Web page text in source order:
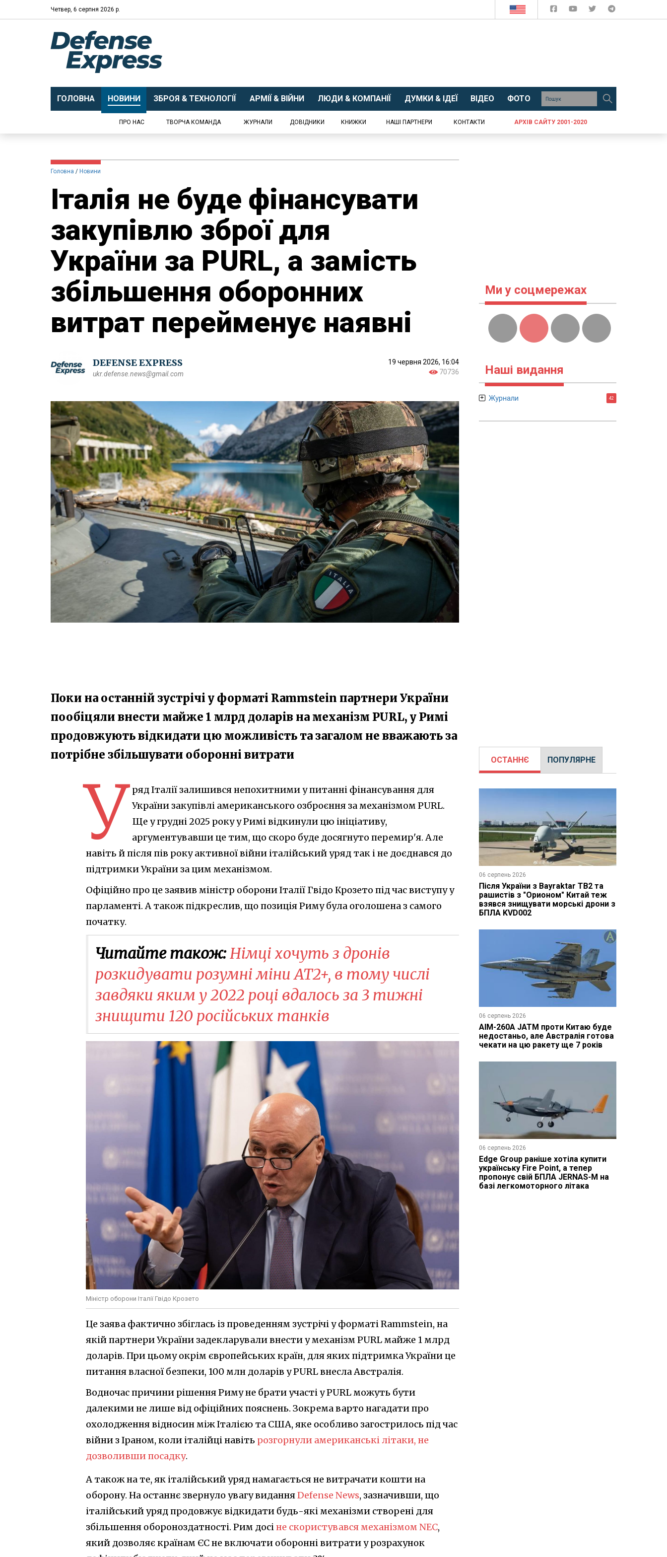
Четвер, 6 серпня 2026 р.
ГОЛОВНА НОВИНИ ЗБРОЯ & ТЕХНОЛОГІЇ АРМІЇ & ВІЙНИ ЛЮДИ & КОМПАНІЇ ДУМКИ & ІДЕЇ ВІДЕО ФОТО
ПРО НАС ТВОРЧА КОМАНДА ЖУРНАЛИ ДОВІДНИКИ КНИЖКИ НАШІ ПАРТНЕРИ КОНТАКТИ АРХІВ САЙТУ 2001-2020
Головна Новини
Італія не буде фінансувати
закупівлю зброї для
України за PURL, а замість
збільшення оборонних
витрат перейменує наявні
DEFENSE EXPRESS
ukr.defense.news@gmail.com
19 червня 2026, 16:04
70736
Поки на останній зустрічі у форматі Rammstein партнери України
пообіцяли внести майже 1 млрд доларів на механізм PURL, у Римі
продовжують відкидати цю можливість та загалом не вважають за
потрібне збільшувати оборонні витрати
У ряд Італії залишився непохитними у питанні фінансування для
України закупівлі американського озброєння за механізмом PURL.
Ще у грудні 2025 року у Римі відкинули цю ініціативу,
аргументувавши це тим, що скоро буде досягнуто перемир'я. Але
навіть й після пів року активної війни італійський уряд так і не доєднався до
підтримки України за цим механізмом.
Офіційно про це заявив міністр оборони Італії Гвідо Крозето під час виступу у
парламенті. А також підкреслив, що позиція Риму була оголошена з самого
початку.
Читайте також:Німці хочуть з дронів
розкидувати розумні міни AT2+, в тому числі
завдяки яким у 2022 році вдалось за 3 тижні
знищити 120 російських танків
Міністр оборони Італії Гвідо Крозето
Це заява фактично збіглась із проведенням зустрічі у форматі Rammstein, на
якій партнери України задекларували внести у механізм PURL майже 1 млрд
доларів. При цьому окрім європейських країн, для яких підтримка України це
питання власної безпеки, 100 млн доларів у PURL внесла Австралія.
Водночас причини рішення Риму не брати участі у PURL можуть бути
далекими не лише від офіційних пояснень. Зокрема варто нагадати про
охолодження відносин між Італією та США, яке особливо загострилось під час
війни з Іраном, коли італійці навіть розгорнули американські літаки, не
дозволивши посадку.
А також на те, як італійський уряд намагається не витрачати кошти на
оборону. На останнє звернуло увагу виданняDefense News, зазначивши, що
італійський уряд продовжує відкидати будь-які механізми створені для
збільшення обороноздатності. Рим досіне скористувався механізмом NEC,
який дозволяє країнам ЄС не включати оборонні витрати у розрахунок
Ми у соцмережах
Наші видання
Журнали 42
ОСТАННЄ ПОПУЛЯРНЕ
06 серпень 2026
Після України з Bayraktar TB2 та
рашистів з "Орионом" Китай теж
взявся знищувати морські дрони з
БПЛА KVD002
06 серпень 2026
AIM-260A JATM проти Китаю буде
недостаньо, але Австралія готова
чекати на цю ракету ще 7 років
06 серпень 2026
Edge Group раніше хотіла купити
українську Fire Point, а тепер
пропонує свій БПЛА JERNAS-M на
базі легкомоторного літака